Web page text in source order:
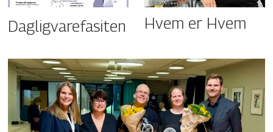
Dagligvarefasiten Hvem er Hvem